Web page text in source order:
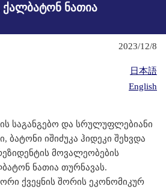
ნათია
2023/12/8
日本語
English
საგანგებო და სრულუფლებიანი
იშიძუკა ჰიდეკი შეხვდა
მოვალეობების
ნათია თურნავას.
ორი ქვეყნის შორის ეკონომიკურ